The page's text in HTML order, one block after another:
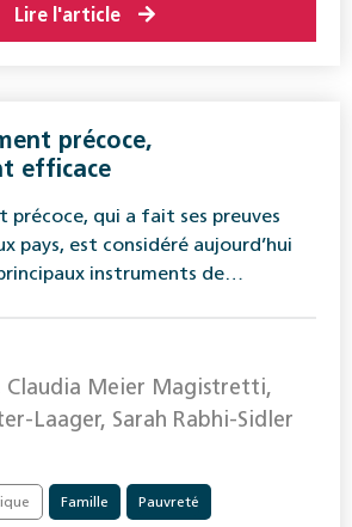
Lire l'article
précoce,
efficace
précoce, qui a fait ses preuves
pays, est considéré aujourd’hui
instruments de…
Claudia Meier Magistretti,
Laager, Sarah Rabhi-Sidler
Famille Pauvreté